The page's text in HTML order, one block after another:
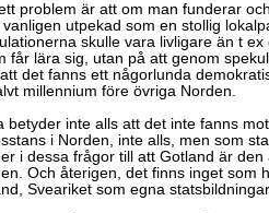
problem är att om man funderar
utpekad som en stollig
skulle vara livligare än t
får lära sig, utan på att genom
det fanns ett någorlunda
millennium före övriga Norden.
betyder inte alls att det inte fanns
i Norden, inte alls, men som
i dessa frågor till att Gotland är
Och återigen, det finns inget som
Sveariket som egna